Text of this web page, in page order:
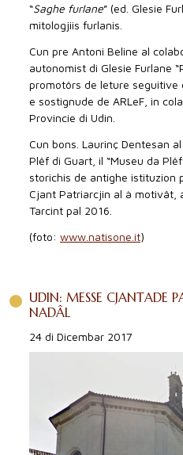
“Saghe furlane” (ed. Glesie
mitologjiis furlanis.
Cun pre Antoni Beline al
autonomist di Glesie Furlane
promotôrs de leture seguitive
e sostignude de ARLeF, in
Provincie di Udin.
Cun bons. Laurinç Dentesan
Plêf di Guart, il “Museu da
storichis de antighe istituzion
Cjant Patriarcjin al à motivât,
Tarcint pal 2016.
(foto: www.natisone.it)
UDIN: MESSE CJANTADE
NADÂL
24 di Dicembar 2017